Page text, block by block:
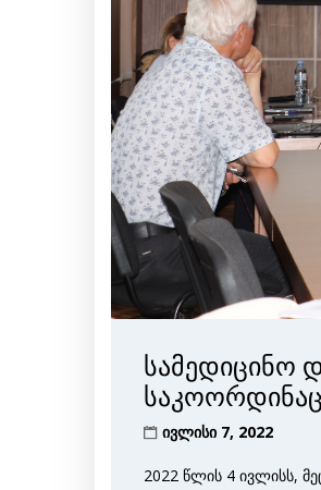
სამედიცინო
ივლისი 7, 2022
2022 წლის 4 ივლისს,